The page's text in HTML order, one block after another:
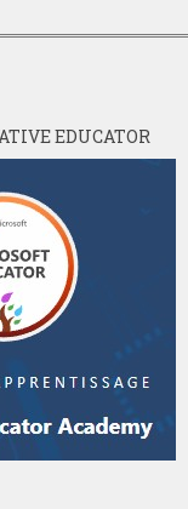
EDUCATOR